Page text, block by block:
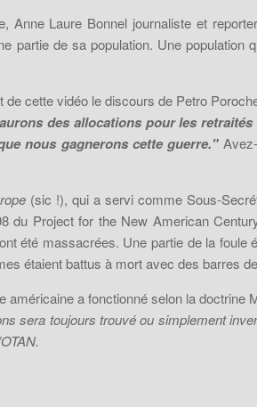
Anne Laure Bonnel journaliste et
partie de sa population. Une
cette vidéo le discours de Petro
des allocations pour les
nous gagnerons cette guerre."
(sic !), qui a servi comme Sous-
du Project for the New American
été massacrées. Une partie de la
étaient battus à mort avec des barres
a fonctionné selon la
sera toujours trouvé ou simplement